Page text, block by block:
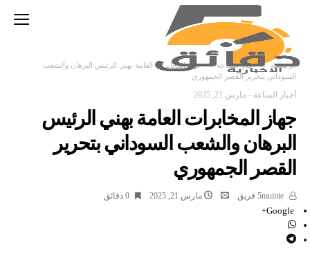
‫الرئيسية‬ أخبار الساعة
جهاز المخابرات العامة بهني الرئيس البرهان والشعب
السوداني بتحرير القصر الجمهوري
أخبار الساعة - مارس 21, 2025
جهاز المخابرات العامة بهني الرئيس
البرهان والشعب السوداني بتحرير
القصر الجمهوري
مارس 21, 2025 0 ‫دقائق‬
Google+